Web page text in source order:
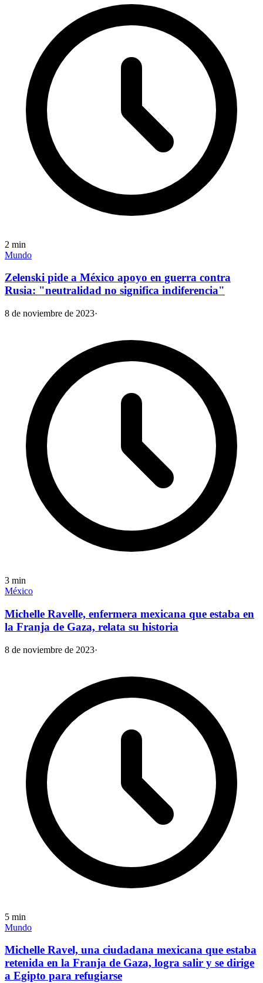
2 min
Mundo
Zelenski pide a México apoyo en guerra contra
Rusia: "neutralidad no significa indiferencia"
8 de noviembre de 2023·
3 min
México
Michelle Ravelle, enfermera mexicana que estaba en
la Franja de Gaza, relata su historia
8 de noviembre de 2023·
5 min
Mundo
Michelle Ravel, una ciudadana mexicana que estaba
retenida en la Franja de Gaza, logra salir y se dirige
a Egipto para refugiarse